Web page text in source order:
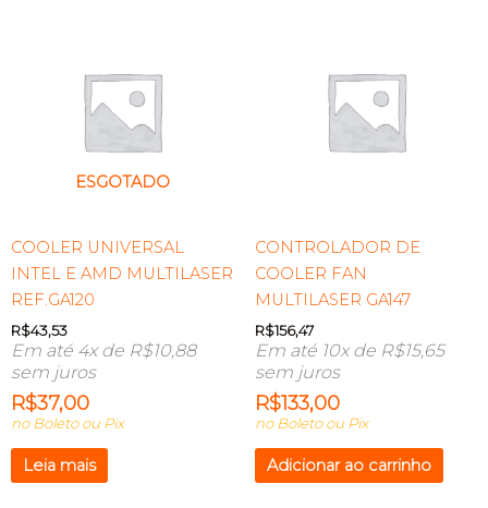
ESGOTADO
COOLER UNIVERSAL
INTEL E AMD MULTILASER
REF.GA120
R$43,53
Em até 4x de R$10,88
sem juros
R$37,00
no Boleto ou Pix
Leia mais
CONTROLADOR DE
COOLER FAN
MULTILASER GA147
R$156,47
Em até 10x de R$15,65
sem juros
R$133,00
no Boleto ou Pix
Adicionar ao carrinho